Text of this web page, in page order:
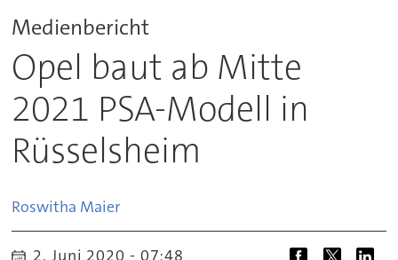
Medienbericht
Opel baut ab Mitte
2021 PSA-Modell in
Rüsselsheim
Roswitha Maier
2. Juni 2020 - 07:48